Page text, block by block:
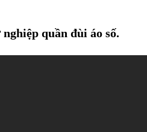
quần đùi áo số.